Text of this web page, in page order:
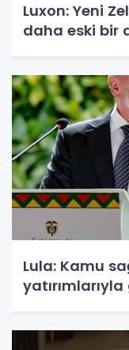
Luxon: Yeni
daha eski bir
Lula: Kamu